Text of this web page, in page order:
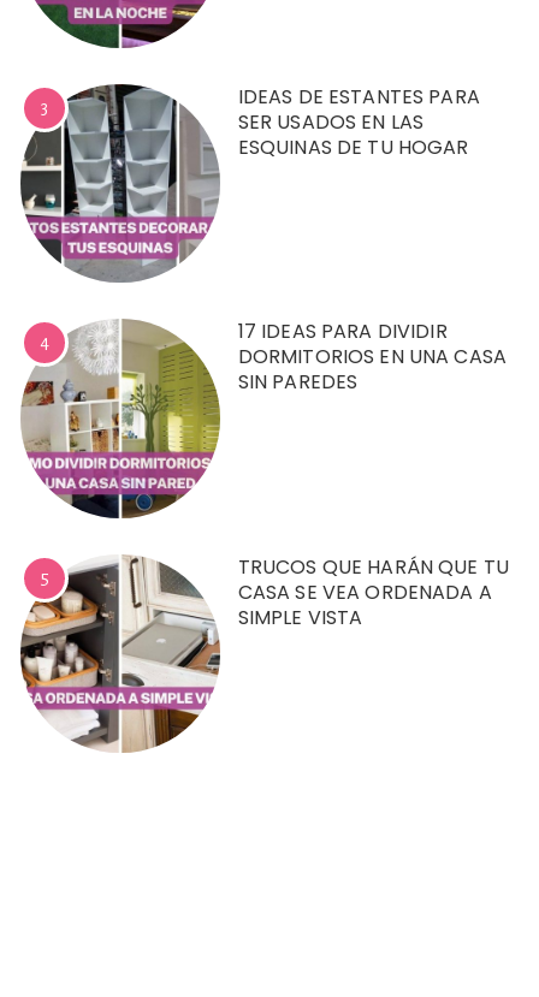
3
IDEAS DE ESTANTES PARA
SER USADOS EN LAS
ESQUINAS DE TU HOGAR
4
17 IDEAS PARA DIVIDIR
DORMITORIOS EN UNA CASA
SIN PAREDES
5
TRUCOS QUE HARÁN QUE TU
CASA SE VEA ORDENADA A
SIMPLE VISTA